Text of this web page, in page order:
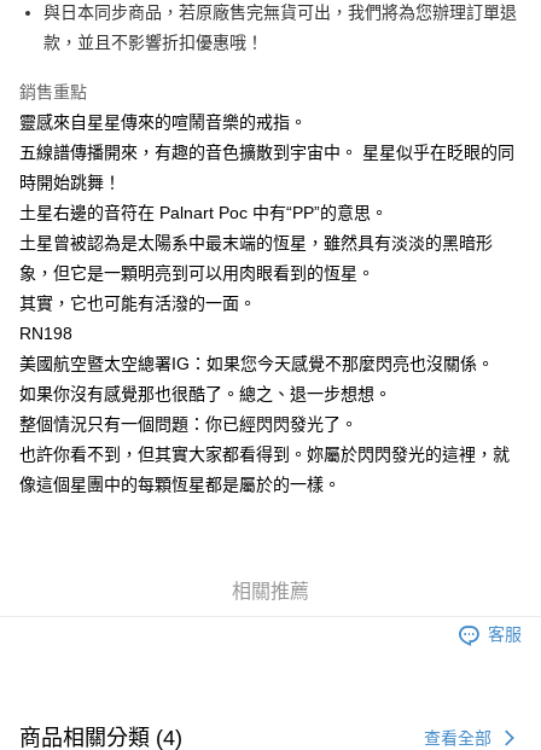
與日本同步商品，若原廠售完無貨可出，我們將為您辦理訂單退
款，並且不影響折扣優惠哦！
銷售重點
靈感來自星星傳來的喧鬧音樂的戒指。
五線譜傳播開來，有趣的音色擴散到宇宙中。 星星似乎在眨眼的同
時開始跳舞！
土星右邊的音符在 Palnart Poc 中有“PP”的意思。
土星曾被認為是太陽系中最末端的恆星，雖然具有淡淡的黑暗形
象，但它是一顆明亮到可以用肉眼看到的恆星。
其實，它也可能有活潑的一面。
RN198
美國航空暨太空總署IG：如果您今天感覺不那麼閃亮也沒關係。
如果你沒有感覺那也很酷了。總之、退一步想想。 ⁣
整個情況只有一個問題：你已經閃閃發光了。
也許你看不到，但其實大家都看得到。妳屬於閃閃發光的這裡，就
像這個星團中的每顆恆星都是屬於的一樣。
相關推薦
客服
商品相關分類 (4) 查看全部